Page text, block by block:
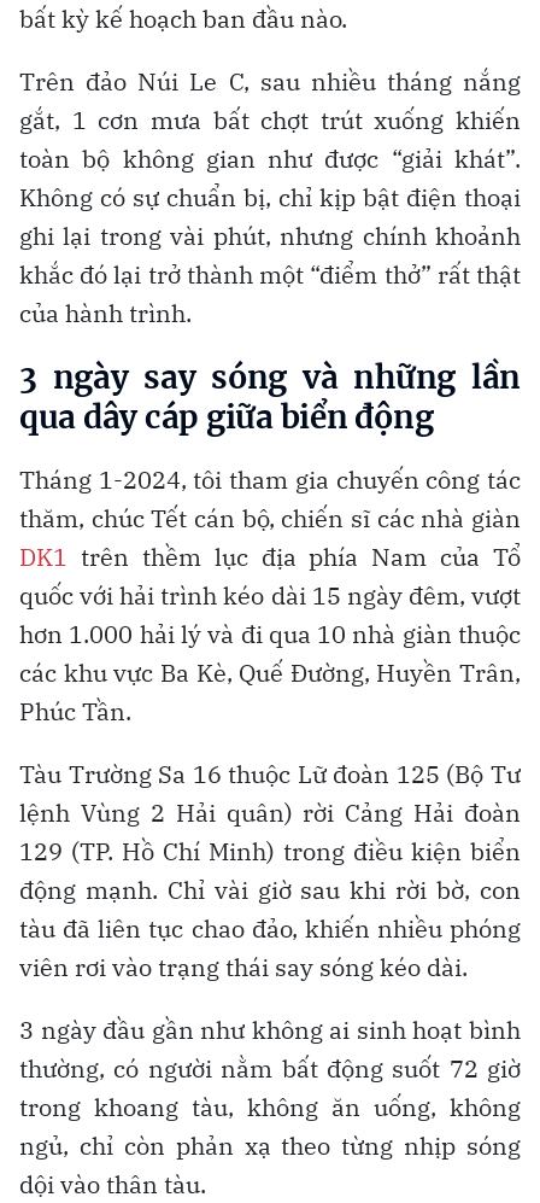
bất kỳ kế hoạch ban đầu nào.
Trên đảo Núi Le C, sau nhiều tháng nắng
gắt, 1 cơn mưa bất chợt trút xuống khiến
toàn bộ không gian như được “giải khát”.
Không có sự chuẩn bị, chỉ kịp bật điện thoại
ghi lại trong vài phút, nhưng chính khoảnh
khắc đó lại trở thành một “điểm thở” rất thật
của hành trình.
3 ngày say sóng và những lần
qua dây cáp giữa biển động
Tháng 1-2024, tôi tham gia chuyến công tác
thăm, chúc Tết cán bộ, chiến sĩ các nhà giàn
DK1 trên thềm lục địa phía Nam của Tổ
quốc với hải trình kéo dài 15 ngày đêm, vượt
hơn 1.000 hải lý và đi qua 10 nhà giàn thuộc
các khu vực Ba Kè, Quế Đường, Huyền Trân,
Phúc Tần.
Tàu Trường Sa 16 thuộc Lữ đoàn 125 (Bộ Tư
lệnh Vùng 2 Hải quân) rời Cảng Hải đoàn
129 (TP. Hồ Chí Minh) trong điều kiện biển
động mạnh. Chỉ vài giờ sau khi rời bờ, con
tàu đã liên tục chao đảo, khiến nhiều phóng
viên rơi vào trạng thái say sóng kéo dài.
3 ngày đầu gần như không ai sinh hoạt bình
thường, có người nằm bất động suốt 72 giờ
trong khoang tàu, không ăn uống, không
ngủ, chỉ còn phản xạ theo từng nhịp sóng
dội vào thân tàu.